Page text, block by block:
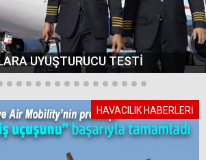
UYUŞTURUCU TESTİ
HAVACILIK HABERLERİ